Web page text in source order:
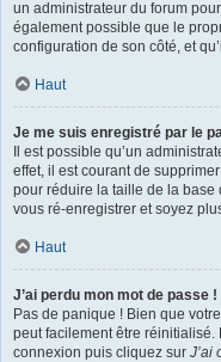
un administrateur du forum
également possible que le
configuration de son côté, et
Haut
Je me suis enregistré par le
Il est possible qu’un
effet, il est courant de
pour réduire la taille de la base
vous ré-enregistrer et soyez
Haut
J’ai perdu mon mot de passe !
Pas de panique ! Bien que
peut facilement être réinitialisé.
connexion puis cliquez sur J’ai